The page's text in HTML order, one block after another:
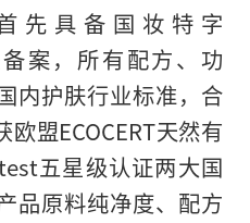
先具备国妆特字
案，所有配方、功
内护肤行业标准，合
盟ECOCERT天然有
五星级认证两大国
品原料纯净度、配方